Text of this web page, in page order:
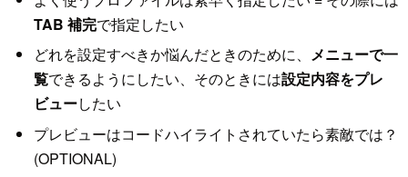
TAB 補完で指定したい
どれを設定すべきか悩んだときのために、 メニューで一
覧できるようにしたい、そのときには設定内容をプレ
ビューしたい
プレビューはコードハイライトされていたら素敵では？
(OPTIONAL)